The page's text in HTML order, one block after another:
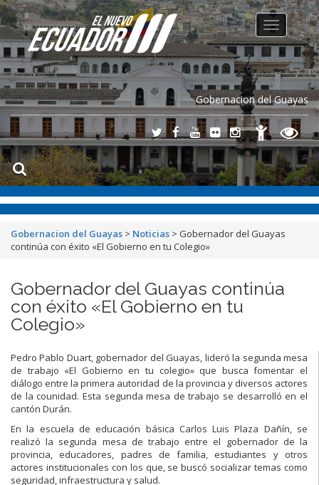
Gobernacion del Guayas
Toggle
navigation
Gobernacion del Guayas > Noticias > Gobernador del Guayas
continúa con éxito «El Gobierno en tu Colegio»
Gobernador del Guayas continúa
con éxito «El Gobierno en tu
Colegio»
Pedro Pablo Duart, gobernador del Guayas, lideró la segunda mesa
de trabajo «El Gobierno en tu colegio» que busca fomentar el
diálogo entre la primera autoridad de la provincia y diversos actores
de la counidad. Esta segunda mesa de trabajo se desarrolló en el
cantón Durán.
En la escuela de educación básica Carlos Luis Plaza Dañín, se
realizó la segunda mesa de trabajo entre el gobernador de la
provincia, educadores, padres de familia, estudiantes y otros
actores institucionales con los que, se buscó socializar temas como
seguridad, infraestructura y salud.